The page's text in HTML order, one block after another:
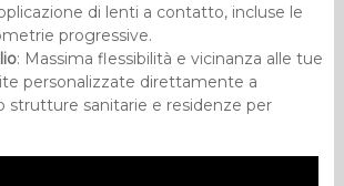
di lenti a contatto, incluse le
progressive.
: Massima flessibilità e vicinanza alle tue
personalizzate direttamente a
strutture sanitarie e residenze per